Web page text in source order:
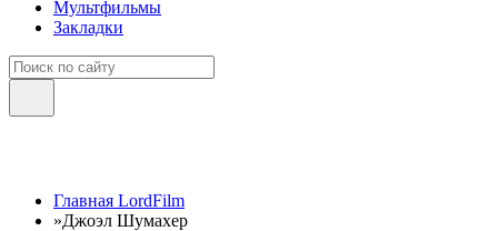
Мультфильмы
Закладки
Главная LordFilm
»Джоэл Шумахер